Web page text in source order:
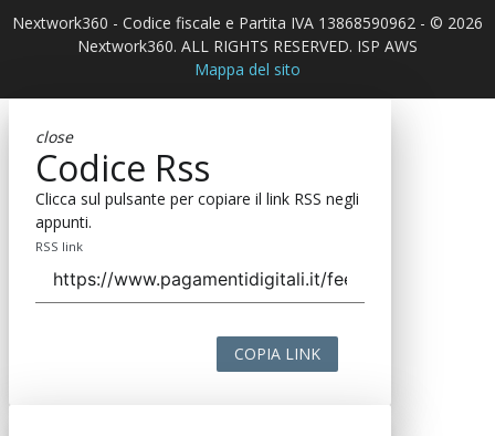
Nextwork360 - Codice fiscale e Partita IVA 13868590962 - © 2026
Nextwork360. ALL RIGHTS RESERVED. ISP AWS
Mappa del sito
close
Codice Rss
Clicca sul pulsante per copiare il link RSS negli
appunti.
RSS link
COPIA LINK